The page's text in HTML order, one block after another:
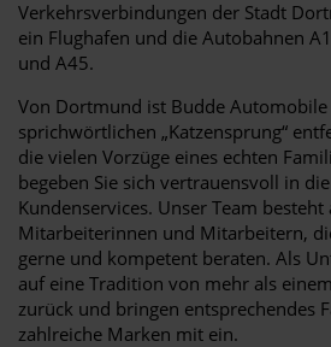
Verkehrsverbindungen der Stadt
ein Flughafen und die Autobahnen
und A45.
Von Dortmund ist Budde
sprichwörtlichen „Katzensprung“
die vielen Vorzüge eines echten
begeben Sie sich vertrauensvoll in
Kundenservices. Unser Team
Mitarbeiterinnen und Mitarbeitern,
gerne und kompetent beraten. Als
auf eine Tradition von mehr als
zurück und bringen entsprechendes
zahlreiche Marken mit ein.